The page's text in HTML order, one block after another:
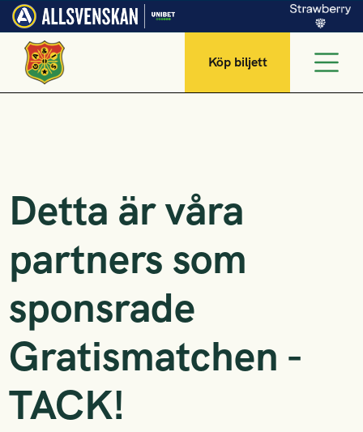
Köp biljett
Detta är våra
partners som
sponsrade
Gratismatchen -
TACK!